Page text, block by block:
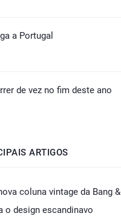
a Portugal
de vez no fim deste ano
ARTIGOS
coluna vintage da Bang &
o design escandinavo